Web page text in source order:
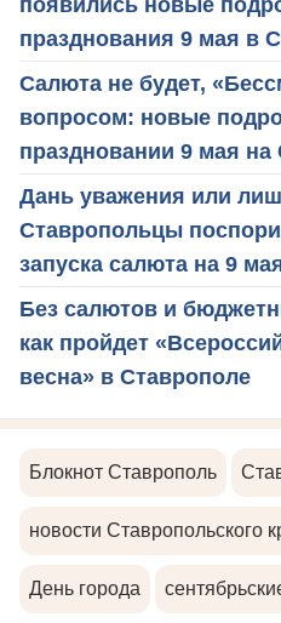
празднования 9 мая в
Салюта не будет,
вопросом: новые
праздновании 9 мая на
Дань уважения или
Ставропольцы
запуска салюта на 9
Без салютов и
как пройдет
весна» в Ставрополе
Блокнот Ставрополь
новости Ставропольского
День города